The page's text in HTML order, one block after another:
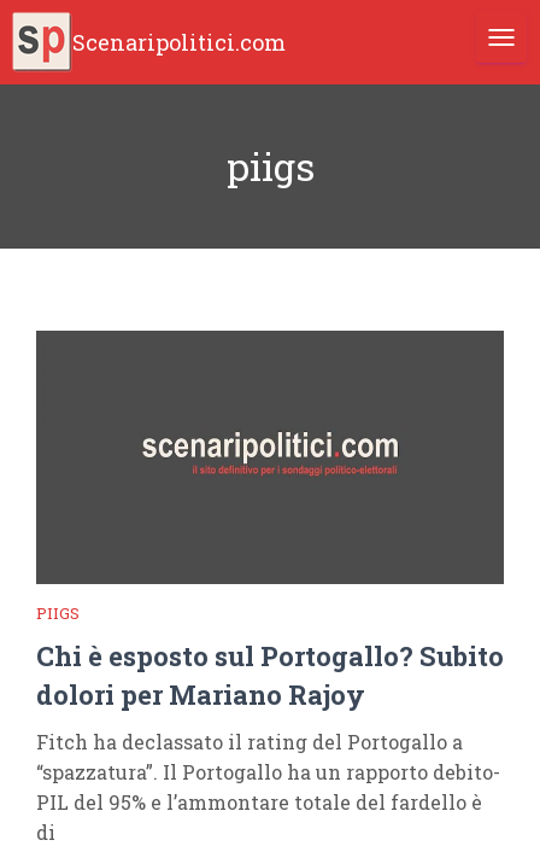
Scenaripolitici.com
piigs
PIIGS
Chi è esposto sul Portogallo? Subito
dolori per Mariano Rajoy
Fitch ha declassato il rating del Portogallo a
“spazzatura”. Il Portogallo ha un rapporto debito-
PIL del 95% e l’ammontare totale del fardello è
di